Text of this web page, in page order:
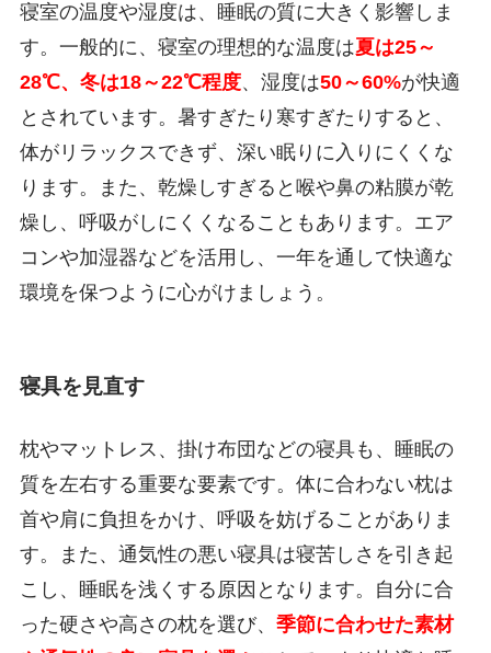
寝室の温度や湿度は、睡眠の質に大きく影響しま
す。一般的に、寝室の理想的な温度は夏は25～
28℃、冬は18～22℃程度、湿度は50～60%が快適
とされています。暑すぎたり寒すぎたりすると、
体がリラックスできず、深い眠りに入りにくくな
ります。また、乾燥しすぎると喉や鼻の粘膜が乾
燥し、呼吸がしにくくなることもあります。エア
コンや加湿器などを活用し、一年を通して快適な
環境を保つように心がけましょう。
寝具を見直す
枕やマットレス、掛け布団などの寝具も、睡眠の
質を左右する重要な要素です。体に合わない枕は
首や肩に負担をかけ、呼吸を妨げることがありま
す。また、通気性の悪い寝具は寝苦しさを引き起
こし、睡眠を浅くする原因となります。自分に合
った硬さや高さの枕を選び、 季節に合わせた素材